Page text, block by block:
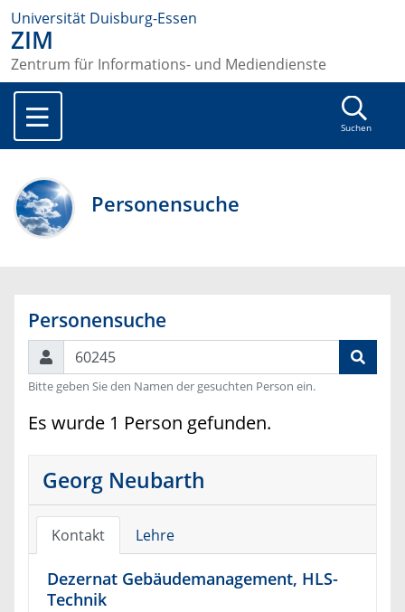
Universität Duisburg-Essen
ZIM
Zentrum für Informations- und Mediendienste
Suchen
Personensuche
Personensuche
Suchen
Bitte geben Sie den Namen der gesuchten Person ein.
Es wurde 1 Person gefunden.
Georg Neubarth
Kontakt Lehre
Dezernat Gebäudemanagement, HLS-
Technik